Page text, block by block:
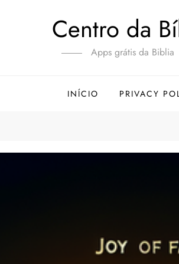
Centro da
Apps grátis da Biblia
INÍCIO PRIVACY